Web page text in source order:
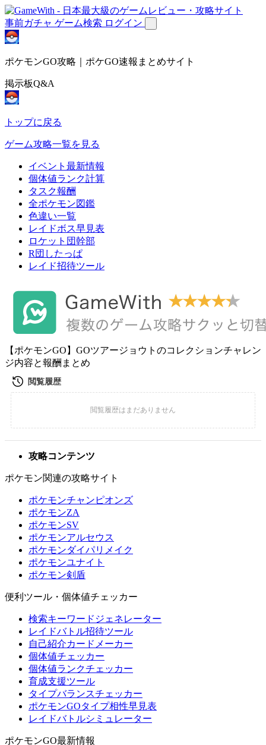
事前ガチャ ゲーム検索 ログイン
ポケモンGO攻略｜ポケGO速報まとめサイト
掲示板Q&A
トップに戻る
ゲーム攻略一覧を見る
イベント最新情報
個体値ランク計算
タスク報酬
全ポケモン図鑑
色違い一覧
レイドボス早見表
ロケット団幹部
R団したっぱ
レイド招待ツール
【ポケモンGO】GOツアージョウトのコレクションチャレン
ジ内容と報酬まとめ
攻略コンテンツ
ポケモン関連の攻略サイト
ポケモンチャンピオンズ
ポケモンZA
ポケモンSV
ポケモンアルセウス
ポケモンダイパリメイク
ポケモンユナイト
ポケモン剣盾
便利ツール・個体値チェッカー
検索キーワードジェネレーター
レイドバトル招待ツール
自己紹介カードメーカー
個体値チェッカー
個体値ランクチェッカー
育成支援ツール
タイプバランスチェッカー
ポケモンGOタイプ相性早見表
レイドバトルシミュレーター
ポケモンGO最新情報